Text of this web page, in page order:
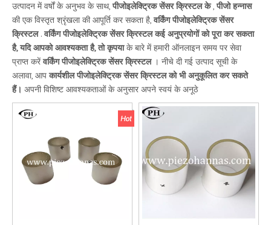
उत्पादन में वर्षों के अनुभव के साथ,पीजोइलेक्ट्रिक सेंसर क्रिस्टल के,पीजो हन्नास
की एक विस्तृत श्रृंखला की आपूर्ति कर सकता है,वर्किंग पीजोइलेक्ट्रिक सेंसर
क्रिस्टल .वर्किंग पीजोइलेक्ट्रिक सेंसर क्रिस्टल कई अनुप्रयोगों को पूरा कर सकता
है, यदि आपको आवश्यकता है, तो कृपयाके बारे में हमारी ऑनलाइन समय पर सेवा
प्राप्त करेंवर्किंग पीजोइलेक्ट्रिक सेंसर क्रिस्टल । नीचे दी गई उत्पाद सूची के
अलावा, आपकार्यशील पीजोइलेक्ट्रिक सेंसर क्रिस्टल को भी अनुकूलित कर सकते
हैं। अपनी विशिष्ट आवश्यकताओं के अनुसार अपने स्वयं के अनूठे